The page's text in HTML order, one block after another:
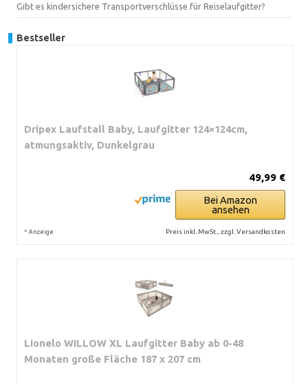
Gibt es kindersichere Transportverschlüsse für Reiselaufgitter?
Bestseller
Dripex Laufstall Baby, Laufgitter 124×124cm,
atmungsaktiv, Dunkelgrau
49,99 €
Bei Amazon
ansehen
* Anzeige Preis inkl. MwSt., zzgl. Versandkosten
Lionelo WILLOW XL Laufgitter Baby ab 0-48
Monaten große Fläche 187 x 207 cm